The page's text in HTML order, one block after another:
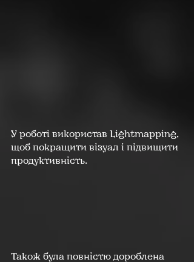
У роботі використав Lightmapping,
щоб покращити візуал і підвищити
продуктивність.
Також була повністю дороблена